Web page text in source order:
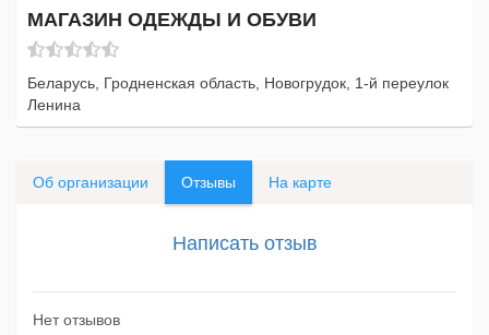
МАГАЗИН ОДЕЖДЫ И ОБУВИ
Беларусь, Гродненская область, Новогрудок, 1-й переулок
Ленина
Об организации Отзывы На карте
Написать отзыв
Нет отзывов